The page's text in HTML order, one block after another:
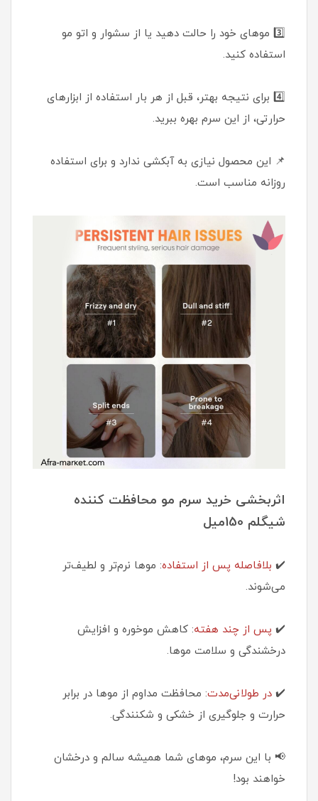
3️⃣ موهای خود را حالت دهید یا از سشوار و اتو مو
استفاده کنید.
4️⃣ برای نتیجه بهتر، قبل از هر بار استفاده از ابزارهای
حرارتی، از این سرم بهره ببرید.
📌 این محصول نیازی به آبکشی ندارد و برای استفاده
روزانه مناسب است.
اثربخشی خرید سرم مو محافظت کننده
شیگلم 150میل
✔️ بلافاصله پس از استفاده: موها نرم‌تر و لطیف‌تر
می‌شوند.
✔️ پس از چند هفته: کاهش موخوره و افزایش
درخشندگی و سلامت موها.
✔️ در طولانی‌مدت: محافظت مداوم از موها در برابر
حرارت و جلوگیری از خشکی و شکنندگی.
📢 با این سرم، موهای شما همیشه سالم و درخشان
خواهند بود!